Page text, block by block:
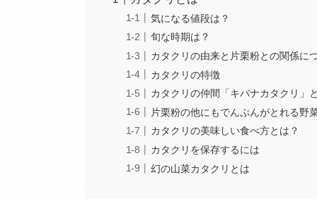
気になる値段は？
旬な時期は？
カタクリの由来と片栗粉との関係に
カタクリの特徴
カタクリの仲間「キバナカタクリ」
片栗粉の他にもでんぷんがとれる野
カタクリの美味しい食べ方とは？
カタクリを保存するには
幻の山菜カタクリとは